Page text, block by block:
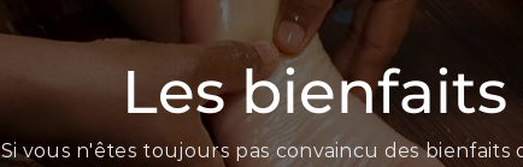
Les
Si vous n'êtes toujours pas convaincu des